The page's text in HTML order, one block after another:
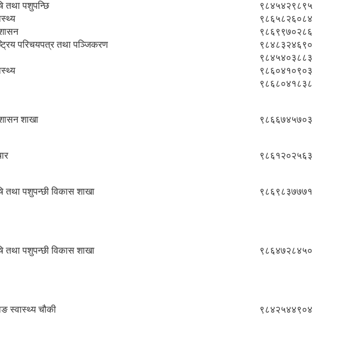
तथा पशुपन्छि
९८४५४२९८९५
९८६५८२६०८४
९८६९९७०२८६
परिचयपत्र तथा पञ्‍जिकरण
९८४८३२४६९०
९८४५४०३८८३
९८६०४१०९०३
९८६८०४१८३८
शाखा ९८६६७४५७०३
९८६१२०२५६३
तथा पशुपन्छी विकास शाखा ९८६९८३७७७१
तथा पशुपन्छी विकास शाखा ९८६४७२८४५०
स्वास्थ्य चौकी ९८४२५४४९०४